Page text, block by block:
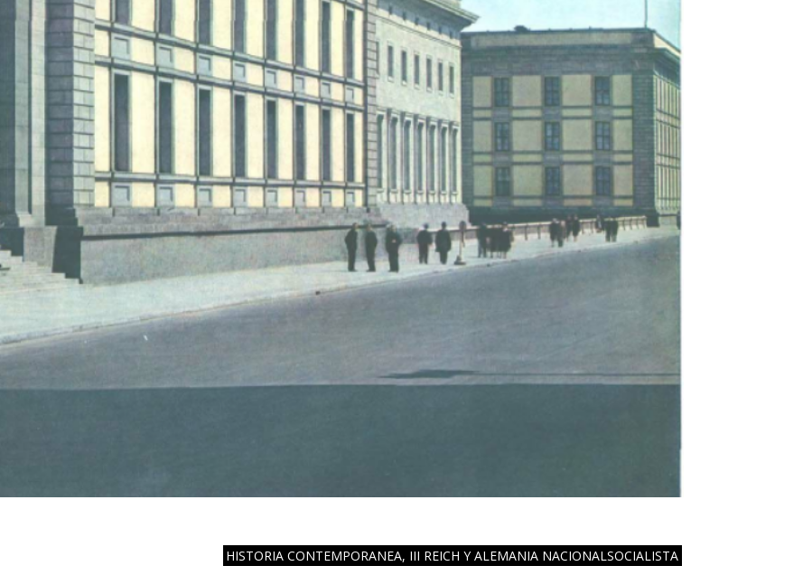
HISTORIA CONTEMPORANEA, III REICH Y ALEMANIA NACIONALSOCIALISTA